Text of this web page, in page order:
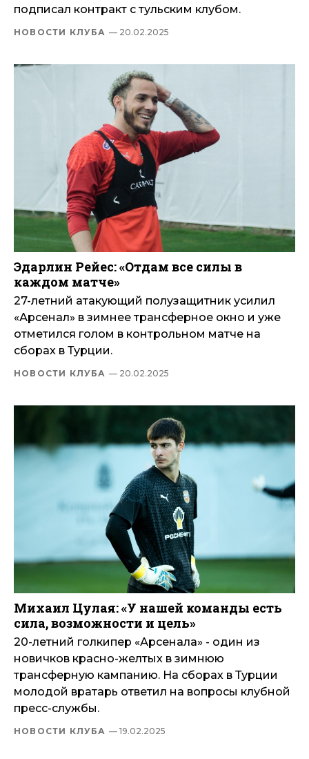
подписал контракт с тульским клубом.
НОВОСТИ КЛУБА — 20.02.2025
Эдарлин Рейес: «Отдам все силы в
каждом матче»
27-летний атакующий полузащитник усилил
«Арсенал» в зимнее трансферное окно и уже
отметился голом в контрольном матче на
сборах в Турции.
НОВОСТИ КЛУБА — 20.02.2025
Михаил Цулая: «У нашей команды есть
сила, возможности и цель»
20-летний голкипер «Арсенала» - один из
новичков красно-желтых в зимнюю
трансферную кампанию. На сборах в Турции
молодой вратарь ответил на вопросы клубной
пресс-службы.
НОВОСТИ КЛУБА — 19.02.2025